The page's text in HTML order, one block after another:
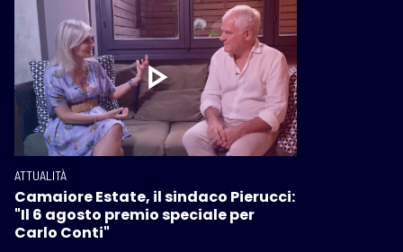
ATTUALITÀ
Camaiore Estate, il sindaco Pierucci:
"Il 6 agosto premio speciale per
Carlo Conti"